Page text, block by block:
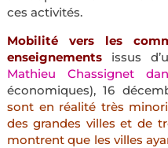
ces activités.
Mobilité vers les
enseignementsissus
Mathieu Chassignet
économiques), 16
sont en réalité très
des grandes villes et de
montrent que les villes